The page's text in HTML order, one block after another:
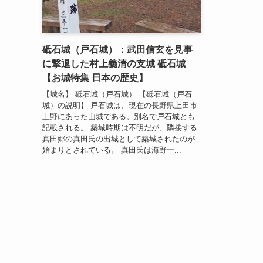
砥石城（戸石城）：武田信玄を見事
に撃退した村上義清の支城 砥石城
【お城特集 日本の歴史】
【城名】 砥石城（戸石城） 【砥石城（戸石
城）の説明】 戸石城は、現在の長野県上田市
上野にあった山城である。別名で戸石城とも
記載される。 築城時期は不明だが、隣接する
真田郷の真田氏の出城として築城されたのが
始まりとされている。 真田氏は海野一...